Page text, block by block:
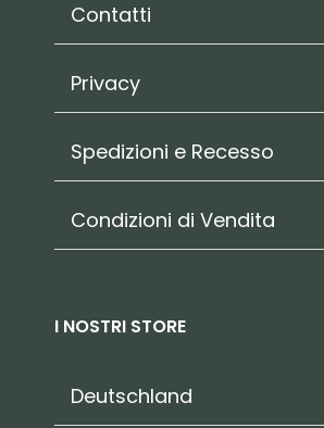
Contatti
Privacy
Spedizioni e Recesso
Condizioni di Vendita
I NOSTRI STORE
Deutschland